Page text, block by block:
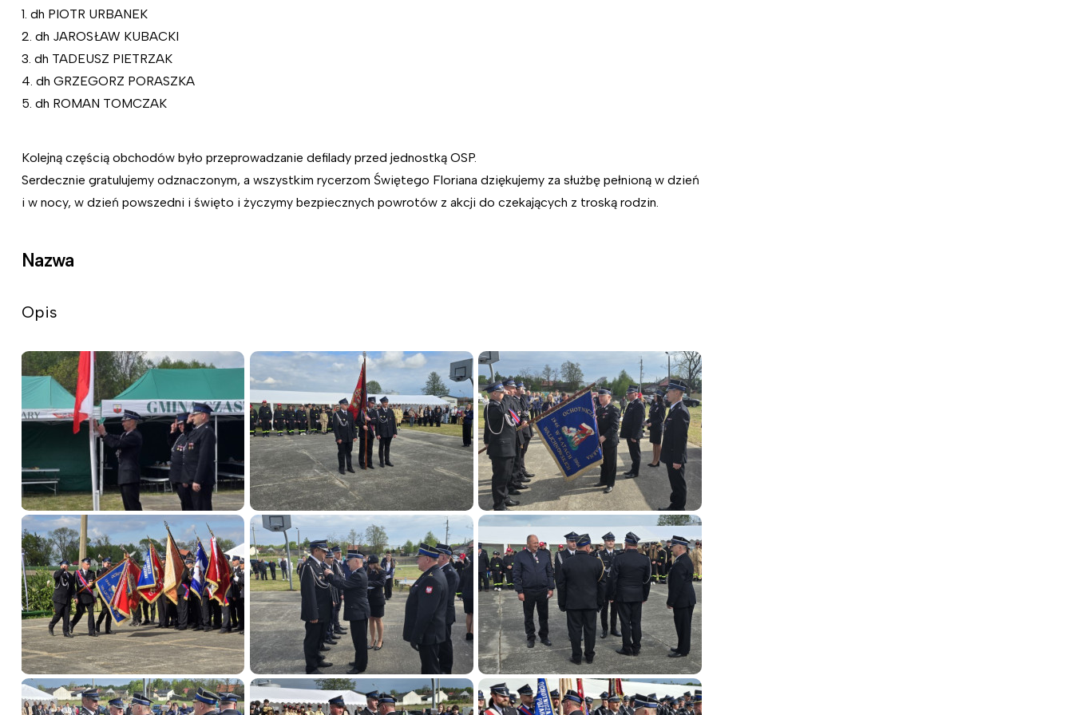
1. dh PIOTR URBANEK
2. dh JAROSŁAW KUBACKI
3. dh TADEUSZ PIETRZAK
4. dh GRZEGORZ PORASZKA
5. dh ROMAN TOMCZAK
Kolejną częścią obchodów było przeprowadzanie defilady przed jednostką OSP.
Serdecznie gratulujemy odznaczonym, a wszystkim rycerzom Świętego Floriana dziękujemy za służbę pełnioną w dzień
i w nocy, w dzień powszedni i święto i życzymy bezpiecznych powrotów z akcji do czekających z troską rodzin.
Nazwa
Opis